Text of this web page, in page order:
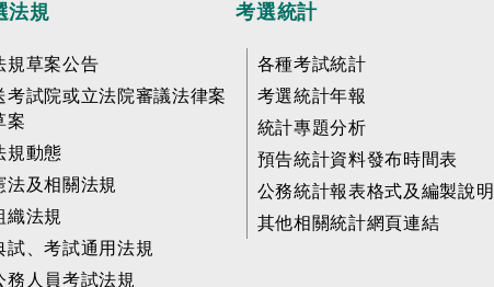
法規
規草案公告
考試院或立法院審議法律案
案
規動態
法及相關法規
織法規
試、考試通用法規
務人員考試法規
考選統計
各種考試統計
考選統計年報
統計專題分析
預告統計資料發布時間表
公務統計報表格式及編製說明
其他相關統計網頁連結